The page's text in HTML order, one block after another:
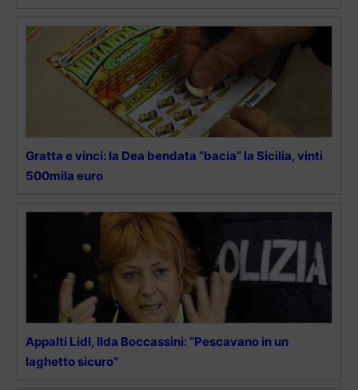
Gratta e vinci: la Dea bendata “bacia” la Sicilia, vinti
500mila euro
Appalti Lidl, Ilda Boccassini: “Pescavano in un
laghetto sicuro”